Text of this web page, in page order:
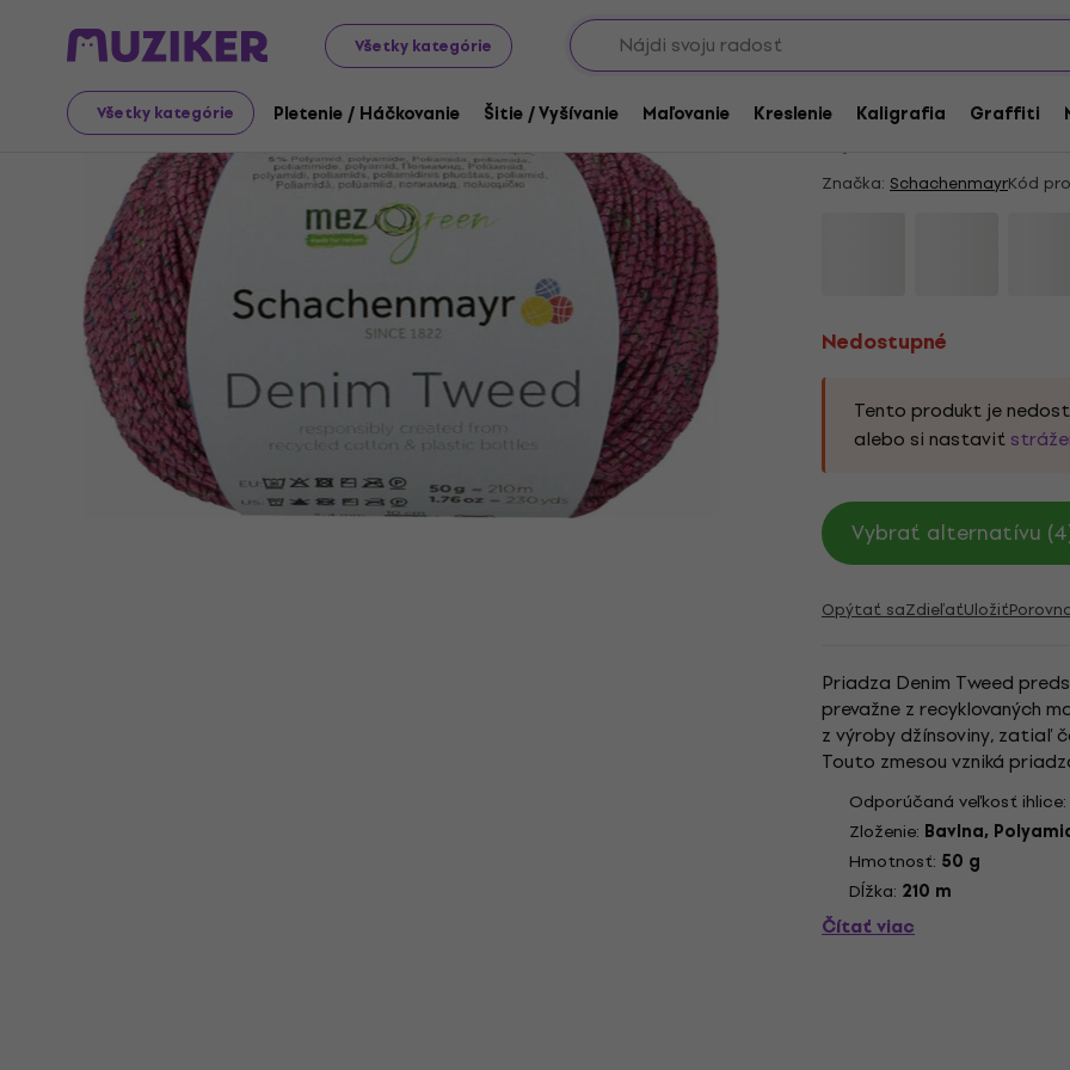
Všetky kategórie
Všetky kategórie Pletenie / Háčkovanie Šitie / Vyšívanie Maľovanie Kreslenie Kaligrafia Graffiti
Art Pletenie / Háčkovanie
Pletacia priadza
Nedostupné
Schachenmayr
Značka: SchachenmayrKód
Nedostupné
Tento produkt je
alebo si nastaviť
Vybrať alternatívu
Opýtať saZdieľaťUložiť
Priadza Denim Tweed
prevažne z recyklovaných
z výroby džínsoviny, zatiaľ
Touto zmesou vzniká
aké poznáme z klasických
Odporúčaná veľkosť ihlice:
Zloženie: Bavlna,
Hmotnosť: 50 g
Dĺžka: 210 m
Čítať viac